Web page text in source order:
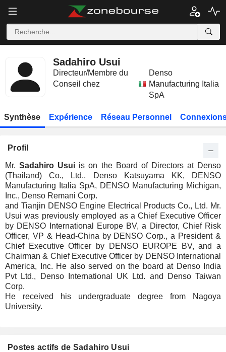
Sadahiro Usui
Directeur/Membre du
Conseil chez
Denso
Manufacturing Italia
SpA
Synthèse Expérience Réseau Personnel
Profil
Mr.Sadahiro Usui is on the Board of Directors at Denso
(Thailand) Co., Ltd., Denso Katsuyama KK, DENSO
Manufacturing Italia SpA, DENSO Manufacturing Michigan,
Inc., Denso Remani Corp.
and Tianjin DENSO Engine Electrical Products Co., Ltd. Mr.
Usui was previously employed as a Chief Executive Officer
by DENSO International Europe BV, a Director, Chief Risk
Officer, VP & Head-China by DENSO Corp., a President &
Chief Executive Officer by DENSO EUROPE BV, and a
Chairman & Chief Executive Officer by DENSO International
America, Inc. He also served on the board at Denso India
Pvt Ltd., Denso International UK Ltd. and Denso Taiwan
Corp.
He received his undergraduate degree from Nagoya
University.
Postes actifs de Sadahiro Usui